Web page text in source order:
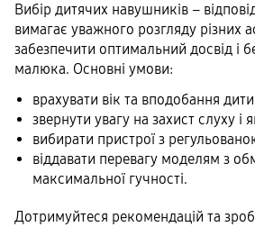
Вибір дитячих навушників –
вимагає уважного розгляду різних
забезпечити оптимальний досвід і
малюка. Основні умови:
врахувати вік та вподобання
звернути увагу на захист слуху і
вибирати пристрої з
віддавати перевагу моделям з
максимальної гучності.
Дотримуйтеся рекомендацій та